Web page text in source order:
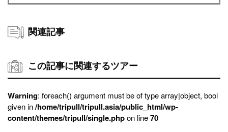
関連記事
この記事に関連するツアー
Warning: foreach() argument must be of type array|object, bool
given in/home/tripull/tripull.asia/public_html/wp-
content/themes/tripull/single.phpon line70